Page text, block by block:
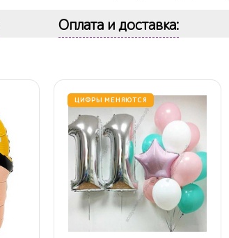
Оплата и доставка:
ЦИФРЫ МЕНЯЮТСЯ